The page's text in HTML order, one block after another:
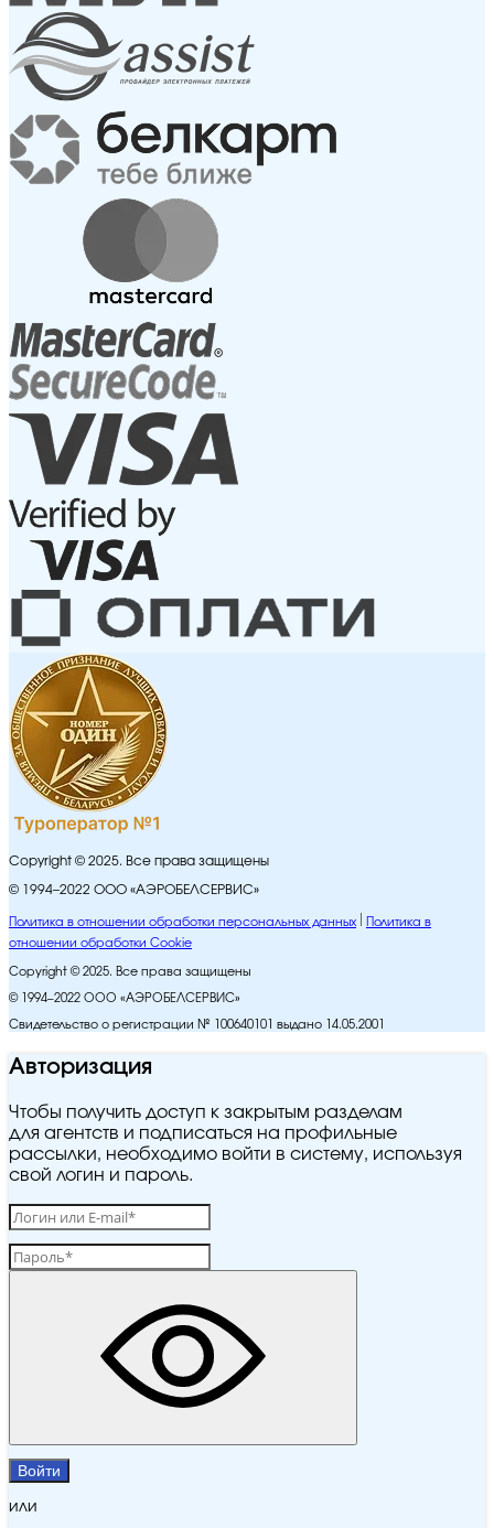
Copyright © 2025. Все права защищены
© 1994–2022 ООО «АЭРОБЕЛСЕРВИС»
Политика в отношении обработки персональных данных
Политика в
отношении обработки Cookie
Copyright © 2025. Все права защищены
© 1994–2022 ООО «АЭРОБЕЛСЕРВИС»
Свидетельство о регистрации № 100640101 выдано 14.05.2001
Авторизация
Чтобы получить доступ к закрытым разделам
для агентств и подписаться на профильные
рассылки, необходимо войти в систему, используя
свой логин и пароль.
Войти
или